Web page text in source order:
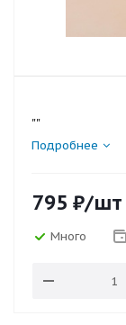
""
Подробнее
795 ₽/шт
Много